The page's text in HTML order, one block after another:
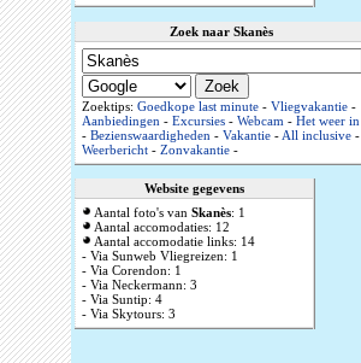
Zoek naar Skanès
Zoektips: Goedkope last minute- Vliegvakantie-
Aanbiedingen- Excursies- Webcam- Het weer in
- Bezienswaardigheden- Vakantie-All inclusive-
Weerbericht- Zonvakantie-
Website gegevens
Aantal foto's van Skanès: 1
Aantal accomodaties: 12
Aantal accomodatie links: 14
- Via Sunweb Vliegreizen: 1
- Via Corendon: 1
- Via Neckermann: 3
- Via Suntip: 4
- Via Skytours: 3